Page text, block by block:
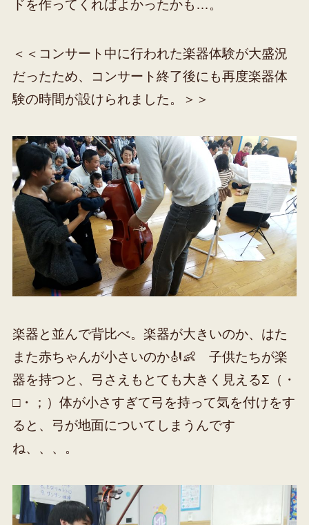
ドを作ってくればよかったかも…。
＜＜コンサート中に行われた楽器体験が大盛況
だったため、コンサート終了後にも再度楽器体
験の時間が設けられました。＞＞
楽器と並んで背比べ。楽器が大きいのか、はた
また赤ちゃんが小さいのか🎻👶 子供たちが楽
器を持つと、弓さえもとても大きく見えるΣ（・
□・；）体が小さすぎて弓を持って気を付けをす
ると、弓が地面についてしまうんです
ね、、、。